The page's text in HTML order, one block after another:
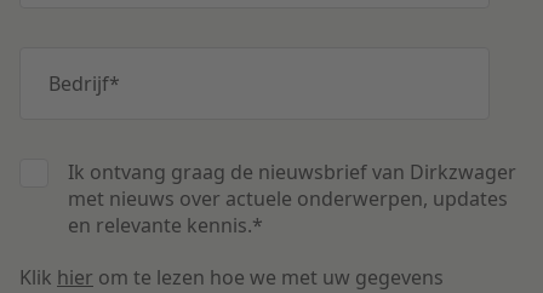
Bedrijf*
Ik ontvang graag de nieuwsbrief van Dirkzwager
met nieuws over actuele onderwerpen, updates
en relevante kennis.*
Klik hier om te lezen hoe we met uw gegevens